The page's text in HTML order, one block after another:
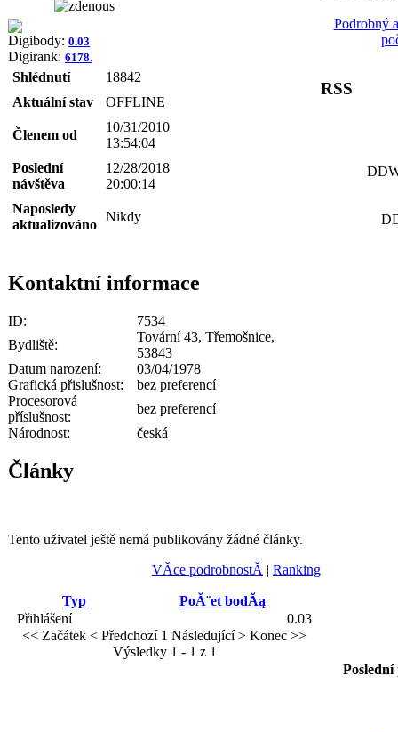
Digibody: 0.03
Digirank: 6178.
Shlédnutí
18842
Aktuální stav
OFFLINE
Členem od
10/31/2010
13:54:04
Poslední
návštěva
12/28/2018
20:00:14
Naposledy
aktualizováno
Nikdy
Kontaktní informace
ID:
7534
Bydliště:
Tovární 43, Třemošnice,
53843
Datum narození:
03/04/1978
Grafická přislušnost:
bez preferencí
Procesorová
příslušnost:
bez preferencí
Národnost:
česká
Články
Tento uživatel ještě nemá publikovány žádné články.
VĂ­ce podrobnostĂ­ | Ranking
Typ
PoĂ¨et bodĂą
Přihlášení
0.03
<< Začátek < Předchozí 1 Následující > Konec >>
Výsledky 1 - 1 z 1
Podrobný
RSS